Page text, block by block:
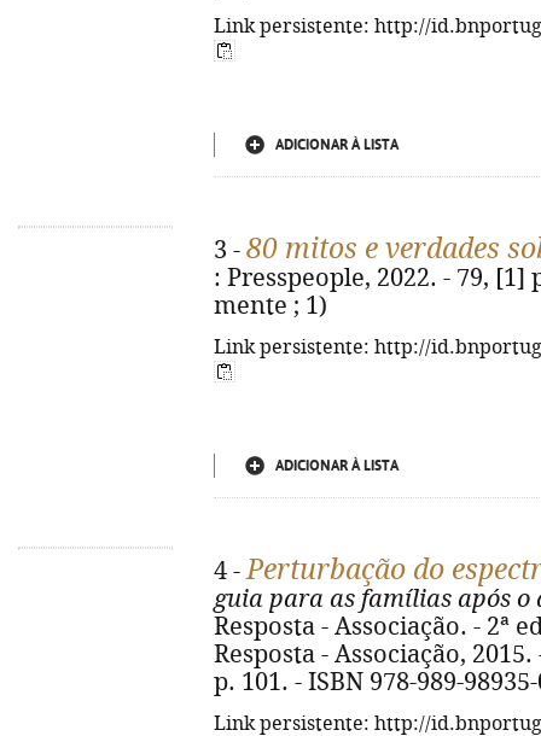
Link persistente: http://
ADICIONAR À LISTA
3 - 80 mitos e verdades
: Presspeople, 2022. - 79, [1]
mente ; 1)
Link persistente: http://
ADICIONAR À LISTA
4 -Perturbação do
guia para as famílias após o
Resposta - Associação. - 2ª
Resposta - Associação,
p. 101. - ISBN 978-989-
Link persistente: http://